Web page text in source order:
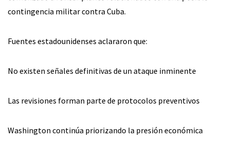
contingencia militar contra Cuba.
Fuentes estadounidenses aclararon que:
No existen señales definitivas de un ataque inminente
Las revisiones forman parte de protocolos preventivos
Washington continúa priorizando la presión económica